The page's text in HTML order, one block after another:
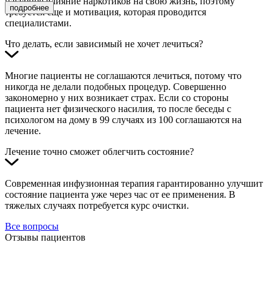
подробнее
требуется еще и мотивация, которая проводится
специалистами.
Что делать, если зависимый не хочет лечиться?
Многие пациенты не соглашаются лечиться, потому что
никогда не делали подобных процедур. Совершенно
закономерно у них возникает страх. Если со стороны
пациента нет физического насилия, то после беседы с
психологом на дому в 99 случаях из 100 соглашаются на
лечение.
Лечение точно сможет облегчить состояние?
Современная инфузионная терапия гарантированно улучшит
состояние пациента уже через час от ее применения. В
тяжелых случаях потребуется курс очистки.
Все вопросы
Отзывы пациентов